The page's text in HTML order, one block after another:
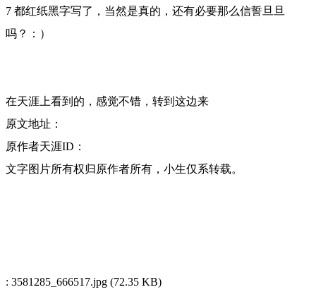
7 都红纸黑字写了，当然是真的，还有必要那么信誓旦旦
吗？：）
在天涯上看到的，感觉不错，转到这边来
原文地址：
原作者天涯ID：
文字图片所有权归原作者所有，小生仅系转载。
: 3581285_666517.jpg (72.35 KB)